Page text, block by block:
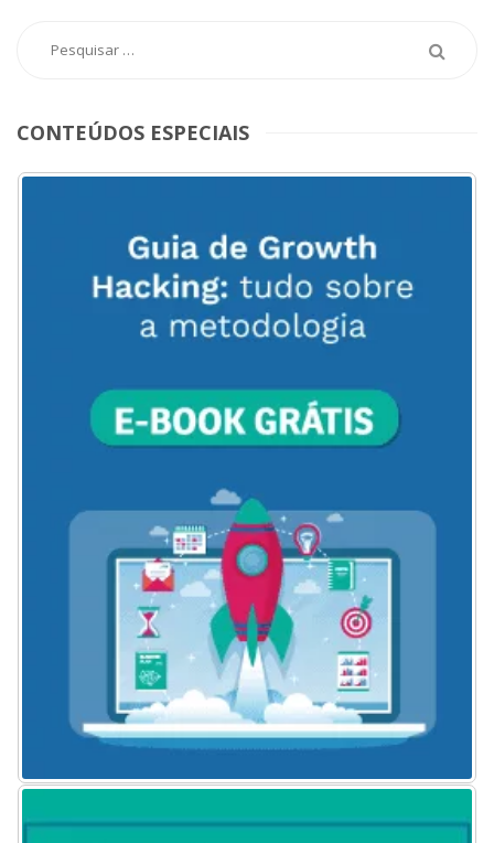
CONTEÚDOS ESPECIAIS